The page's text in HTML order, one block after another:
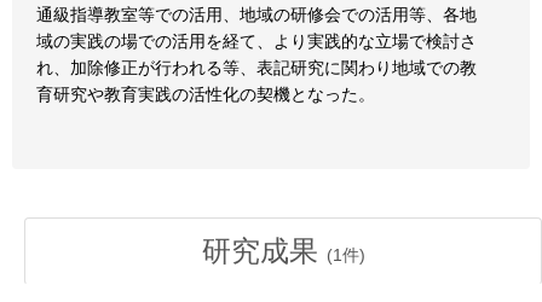
通級指導教室等での活用、地域の研修会での活用等、各地
域の実践の場での活用を経て、より実践的な立場で検討さ
れ、加除修正が行われる等、表記研究に関わり地域での教
育研究や教育実践の活性化の契機となった。
研究成果 (1件)